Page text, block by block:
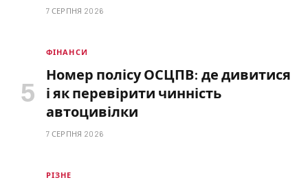
7 СЕРПНЯ 2026
ФІНАНСИ
Номер полісу ОСЦПВ: де дивитися
і як перевірити чинність
автоцивілки
7 СЕРПНЯ 2026
РІЗНЕ